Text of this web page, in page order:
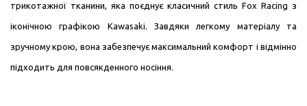
трикотажної тканини, яка поєднує класичний стиль Fox Racing з
іконічною графікою Kawasaki. Завдяки легкому матеріалу та
зручному крою, вона забезпечує максимальний комфорт і відмінно
підходить для повсякденного носіння.